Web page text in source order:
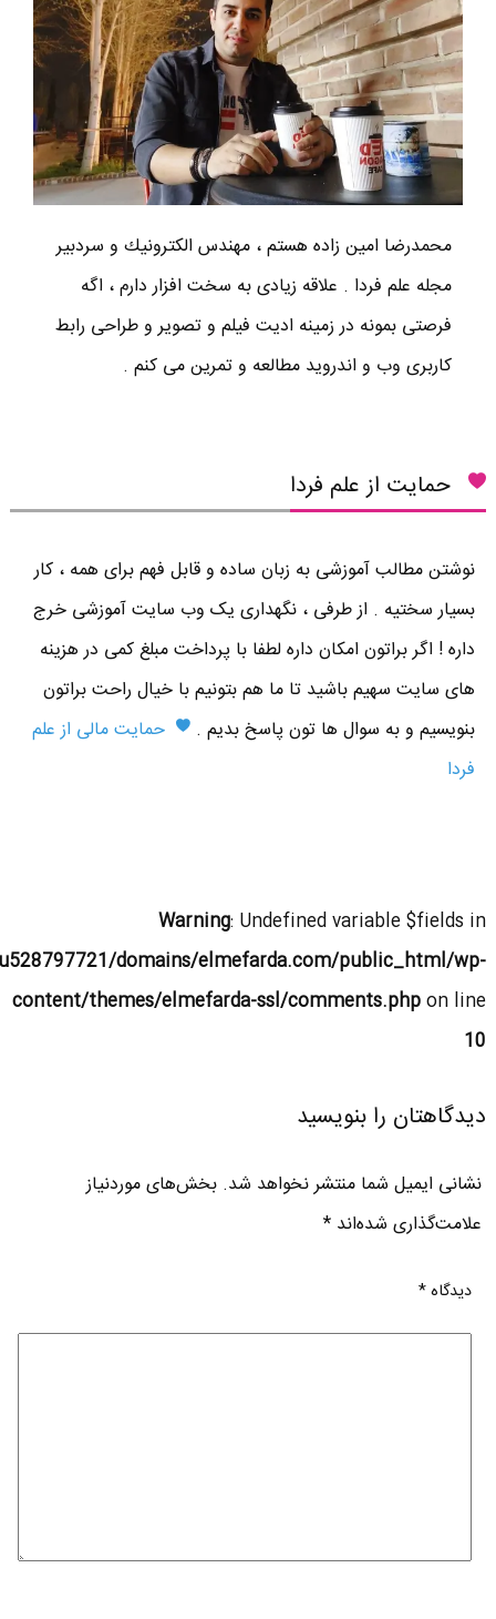
محمدرضا امين زاده هستم ، مهندس الكترونيك و سردبير
مجله علم فردا . علاقه زیادی به سخت افزار دارم ، اگه
فرصتی بمونه در زمینه ادیت فیلم و تصویر و طراحی رابط
کاربری وب و اندروید مطالعه و تمرین می کنم .
حمایت از علم فردا
نوشتن مطالب آموزشی به زبان ساده و قابل فهم برای همه ، کار
بسیار سختیه . از طرفی ، نگهداری یک وب سایت آموزشی خرج
داره ! اگر براتون امکان داره لطفا با پرداخت مبلغ کمی در هزینه
های سایت سهیم باشید تا ما هم بتونیم با خیال راحت براتون
بنویسیم و به سوال ها تون پاسخ بدیم .
حمایت مالی از علم
فردا
Warning: Undefined variable $fields in
domains/elmefarda.com/public_html/wp-
content/themes/elmefarda-ssl/comments.phpon line
10
دیدگاهتان را بنویسید
نشانی ایمیل شما منتشر نخواهد شد. بخش‌های موردنیاز
علامت‌گذاری شده‌اند*
دیدگاه*